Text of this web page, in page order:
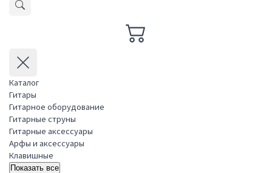
Каталог
Гитары
Гитарное оборудование
Гитарные струны
Гитарные аксессуары
Арфы и аксессуары
Клавишные
Показать все